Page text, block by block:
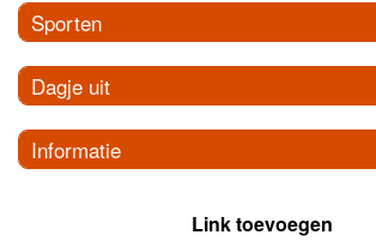
Sporten
Dagje uit
Informatie
Link toevoegen